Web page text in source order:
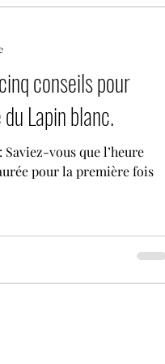
conseils pour
Lapin blanc.
vous que l’heure
pour la première fois